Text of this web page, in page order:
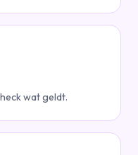
wat geldt.